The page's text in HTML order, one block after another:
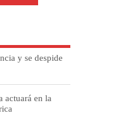
y se despide
actuará en la